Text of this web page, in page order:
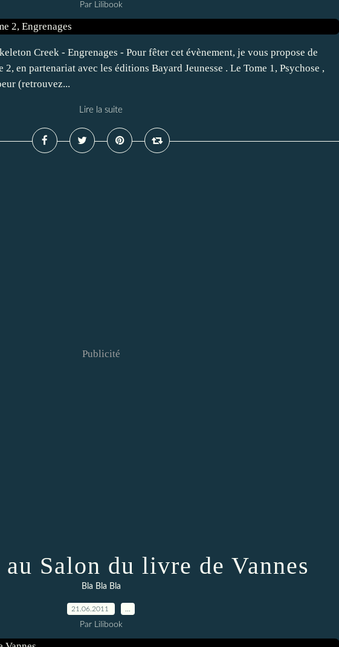
Par Lilibook
Creek - Engrenages - Pour fêter cet évènement, je vous propose de
en partenariat avec les éditions Bayard Jeunesse . Le Tome 1, Psychose ,
(retrouvez...
Lire la suite
Publicité
au Salon du livre de Vannes
Bla Bla Bla
21.06.2011
Par Lilibook